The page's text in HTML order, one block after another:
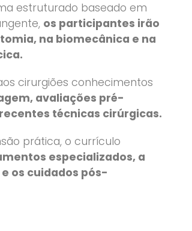
estruturado baseado em
os participantes irão
na biomecânica e na
cirurgiões conhecimentos
avaliações pré-
técnicas cirúrgicas.
prática, o currículo
especializados, a
os cuidados pós-